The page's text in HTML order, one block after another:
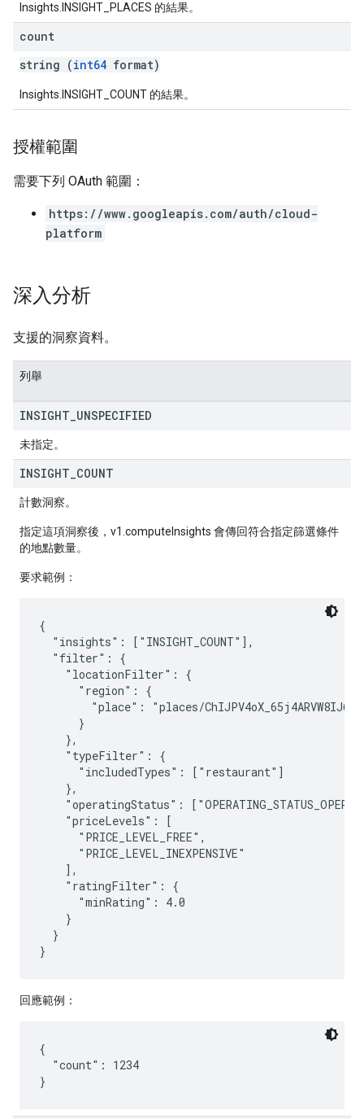
Insights.INSIGHT_PLACES 的結果。
count
string (int64 format)
Insights.INSIGHT_COUNT 的結果。
授權範圍
需要下列 OAuth 範圍：
https://www.googleapis.com/auth/cloud-
platform
深入分析
支援的洞察資料。
列舉
INSIGHT UNSPECIFIED
未指定。
INSIGHT COUNT
計數洞察。
指定這項洞察後，v1.computeInsights 會傳回符合指定篩選條件
的地點數量。
要求範例：
{
  "insights": ["INSIGHT_COUNT"],
  "filter": {
    "locationFilter": {
      "region": {
"place": "places/
      }
    },
    "typeFilter": {
      "includedTypes": ["restaurant"]
    },
"operatingStatus":
    "priceLevels": [
      "PRICE_LEVEL_FREE",
      "PRICE_LEVEL_INEXPENSIVE"
    ],
    "ratingFilter": {
      "minRating": 4.0
    }
  }
回應範例：
{
  "count": 1234